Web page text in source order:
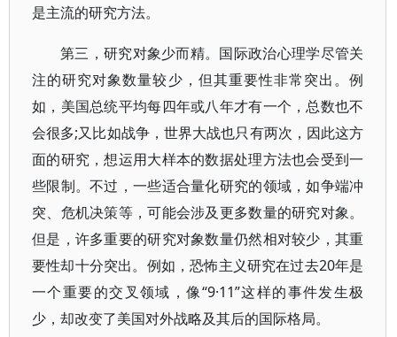
是主流的研究方法。
第三，研究对象少而精。国际政治心理学尽管关
注的研究对象数量较少，但其重要性非常突出。例
如，美国总统平均每四年或八年才有一个，总数也不
会很多;又比如战争，世界大战也只有两次，因此这方
面的研究，想运用大样本的数据处理方法也会受到一
些限制。不过，一些适合量化研究的领域，如争端冲
突、危机决策等，可能会涉及更多数量的研究对象。
但是，许多重要的研究对象数量仍然相对较少，其重
要性却十分突出。例如，恐怖主义研究在过去20年是
一个重要的交叉领域，像“9·11”这样的事件发生极
少，却改变了美国对外战略及其后的国际格局。